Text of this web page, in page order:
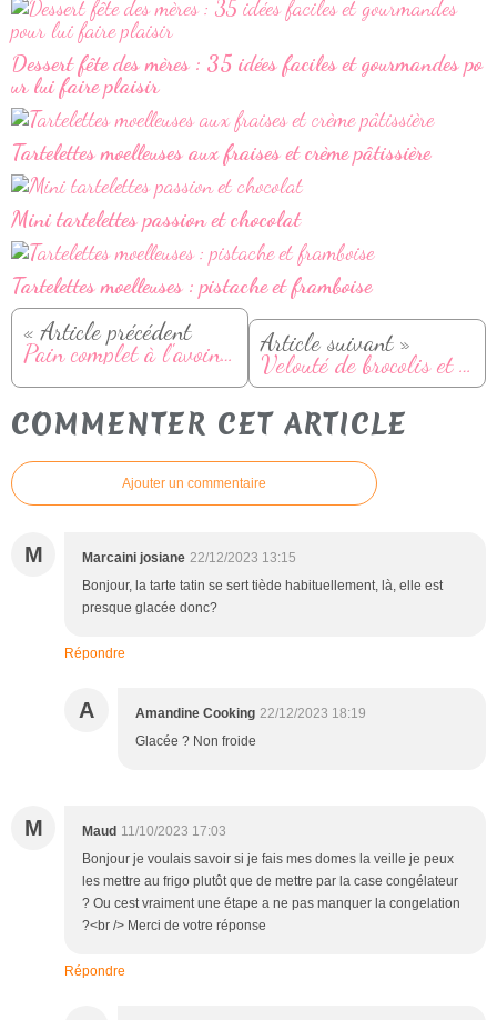
Dessert fête des mères : 35 idées faciles et gourmandes po
ur lui faire plaisir
Tartelettes moelleuses aux fraises et crème pâtissière
Mini tartelettes passion et chocolat
Tartelettes moelleuses : pistache et framboise
« Article précédent
Pain complet à l'avoine (sans machine à pain) Article suivant »
Velouté de brocolis et petits-pois au kiri
COMMENTER CET ARTICLE
Ajouter un commentaire
M Marcaini josiane 22/12/2023 13:15
Bonjour, la tarte tatin se sert tiède habituellement, là, elle est
presque glacée donc?
Répondre
A Amandine Cooking 22/12/2023 18:19
Glacée ? Non froide
M Maud 11/10/2023 17:03
Bonjour je voulais savoir si je fais mes domes la veille je peux
les mettre au frigo plutôt que de mettre par la case congélateur
? Ou cest vraiment une étape a ne pas manquer la congelation
?<br /> Merci de votre réponse
Répondre